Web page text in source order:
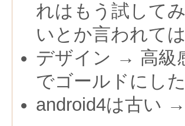
れはもう試して
いとか言われて
デザイン → 高級
でゴールドにした
android4は古い